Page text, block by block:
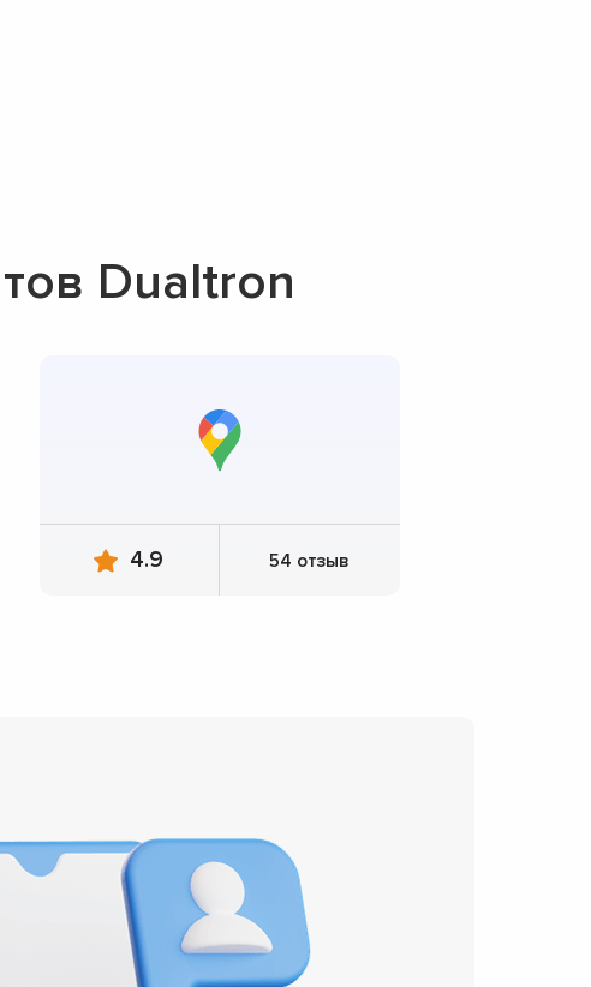
Dualtron
4.9 54 отзыв